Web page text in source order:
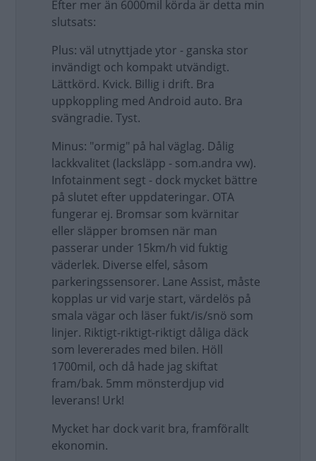
Efter mer än 6000mil körda är detta min
slutsats:
Plus: väl utnyttjade ytor - ganska stor
invändigt och kompakt utvändigt.
Lättkörd. Kvick. Billig i drift. Bra
uppkoppling med Android auto. Bra
svängradie. Tyst.
Minus: "ormig" på hal väglag. Dålig
lackkvalitet (lacksläpp - som.andra vw).
Infotainment segt - dock mycket bättre
på slutet efter uppdateringar. OTA
fungerar ej. Bromsar som kvärnitar
eller släpper bromsen när man
passerar under 15km/h vid fuktig
väderlek. Diverse elfel, såsom
parkeringssensorer. Lane Assist, måste
kopplas ur vid varje start, värdelös på
smala vägar och läser fukt/is/snö som
linjer. Riktigt-riktigt-riktigt dåliga däck
som levererades med bilen. Höll
1700mil, och då hade jag skiftat
fram/bak. 5mm mönsterdjup vid
leverans! Urk!
Mycket har dock varit bra, framförallt
ekonomin.